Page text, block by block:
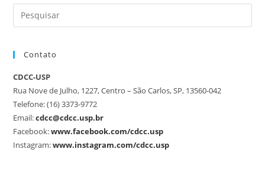
Contato
CDCC-USP
Rua Nove de Julho, 1227, Centro – São Carlos, SP, 13560-042
Telefone: (16) 3373-9772
Email:cdcc@cdcc.usp.br
Facebook:www.facebook.com/cdcc.usp
Instagram:www.instagram.com/cdcc.usp